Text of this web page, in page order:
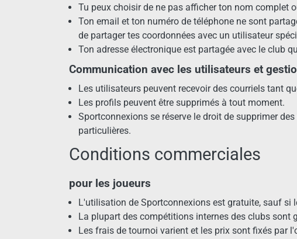
Tu peux choisir de ne pas afficher ton nom complet
Ton email et ton numéro de téléphone ne sont
de partager tes coordonnées avec un utilisateur
Ton adresse électronique est partagée avec le club
Communication avec les utilisateurs et
Les utilisateurs peuvent recevoir des courriels tant
Les profils peuvent être supprimés à tout moment.
Sportconnexions se réserve le droit de supprimer
particulières.
Conditions commerciales
pour les joueurs
L'utilisation de Sportconnexions est gratuite, sauf si
La plupart des compétitions internes des clubs sont
Les frais de tournoi varient et les prix sont fixés par